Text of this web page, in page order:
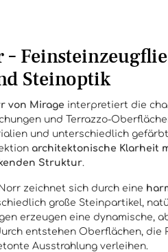
–
Steinoptik
von Mirage interpretiert die
und Terrazzo-
und unterschiedlich
architektonische Klarheit
Struktur.
zeichnet sich durch eine
große Steinpartikel,
erzeugen eine dynamische,
entstehen Oberflächen, die
Ausstrahlung verleihen.